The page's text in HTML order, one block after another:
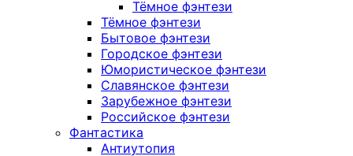
Тёмное фэнтези
Тёмное фэнтези
Бытовое фэнтези
Городское фэнтези
Юмористическое фэнтези
Славянское фэнтези
Зарубежное фэнтези
Российское фэнтези
Фантастика
Антиутопия